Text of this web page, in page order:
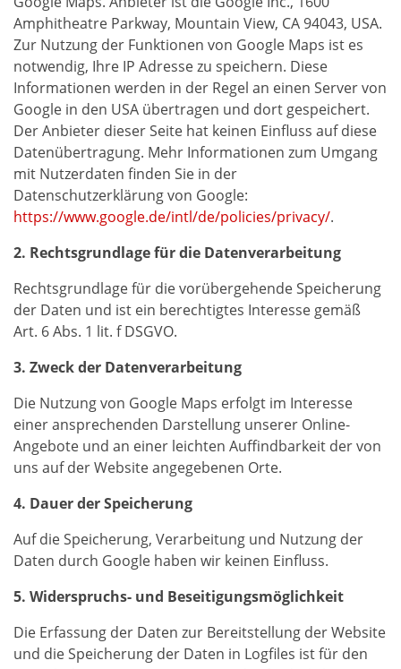
Amphitheatre Parkway, Mountain View, CA 94043, USA.
Zur Nutzung der Funktionen von Google Maps ist es
notwendig, Ihre IP Adresse zu speichern. Diese
Informationen werden in der Regel an einen Server von
Google in den USA übertragen und dort gespeichert.
Der Anbieter dieser Seite hat keinen Einfluss auf diese
Datenübertragung. Mehr Informationen zum Umgang
mit Nutzerdaten finden Sie in der
Datenschutzerklärung von Google:
https://www.google.de/intl/de/policies/privacy/.
2. Rechtsgrundlage für die Datenverarbeitung
Rechtsgrundlage für die vorübergehende Speicherung
der Daten und ist ein berechtigtes Interesse gemäß
Art. 6 Abs. 1 lit. f DSGVO.
3. Zweck der Datenverarbeitung
Die Nutzung von Google Maps erfolgt im Interesse
einer ansprechenden Darstellung unserer Online-
Angebote und an einer leichten Auffindbarkeit der von
uns auf der Website angegebenen Orte.
4. Dauer der Speicherung
Auf die Speicherung, Verarbeitung und Nutzung der
Daten durch Google haben wir keinen Einfluss.
5. Widerspruchs- und Beseitigungsmöglichkeit
Die Erfassung der Daten zur Bereitstellung der Website
und die Speicherung der Daten in Logfiles ist für den